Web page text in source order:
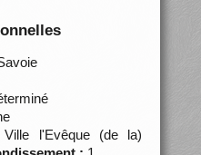
l'Evêque (de la)